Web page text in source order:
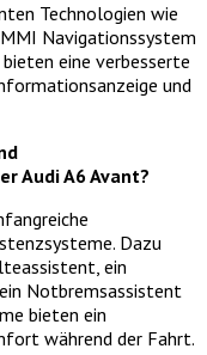
Technologien wie
Navigationssystem
eine verbesserte
und
Audi A6 Avant?
Dazu
ein
Notbremsassistent
bieten ein
während der Fahrt.